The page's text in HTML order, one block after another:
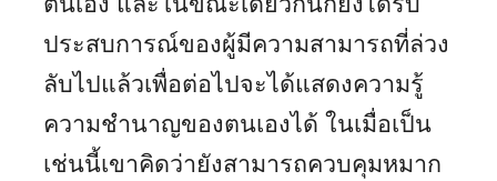
ประสบการณ์ของผู้มีความสามารถที่ล่วง
ลับไปแล้วเพื่อต่อไปจะได้แสดงความรู้
ความชำนาญของตนเองได้ ในเมื่อเป็น
เช่นนี้เขาคิดว่ายังสามารถควบคุมหมาก